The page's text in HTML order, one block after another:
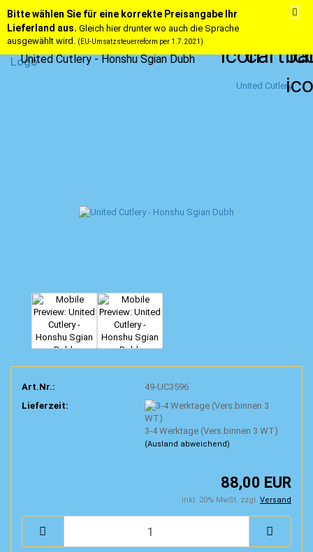
Bitte wählen Sie für eine korrekte Preisangabe Ihr
Lieferland aus. Gleich hier drunter wo auch die Sprache
ausgewählt wird. (EU-Umsatzsteuerreform per 1.7.2021)
United Cutlery - Honshu Sgian Dubh
United Cutlery
Art.Nr.:
49-UC3596
Lieferzeit:
3-4 Werktage (Vers.binnen 3 WT)
(Ausland abweichend)
88,00 EUR
inkl. 20% MwSt. zzgl. Versand